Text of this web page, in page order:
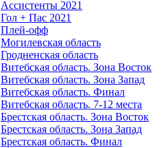
Ассистенты 2021
Гол + Пас 2021
Плей-офф
Могилевская область
Гродненская область
Витебская область. Зона Восток
Витебская область. Зона Запад
Витебская область. Финал
Витебская область. 7-12 места
Брестская область. Зона Восток
Брестская область. Зона Запад
Брестская область. Финал